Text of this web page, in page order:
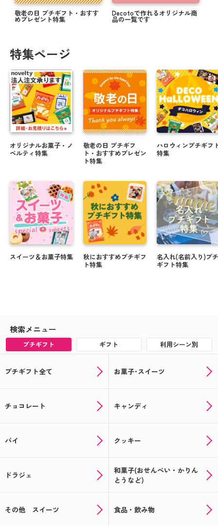
敬老の日 プチギフト・おすす
めプレゼント特集
Decotoで作れるオリジナル商
品の一覧です
特集ページ
オリジナルお菓子・ノ
ベルティ特集
スイーツ＆お菓子特集
敬老の日 プチギフ
ト・おすすめプレゼン
ト特集
秋におすすめプチギフ
ト特集
ハロウィンプチギフ
特集
名入れ(名前入り)プチ
ギフト特集
検索メニュー
プチギフト ギフト 利用シーン別
プチギフト全て お菓子･スイーツ
チョコレート キャンディ
パイ クッキー
ドラジェ
和菓子(おせんべい・かりん
とうなど)
その他 スイーツ 食品・飲み物